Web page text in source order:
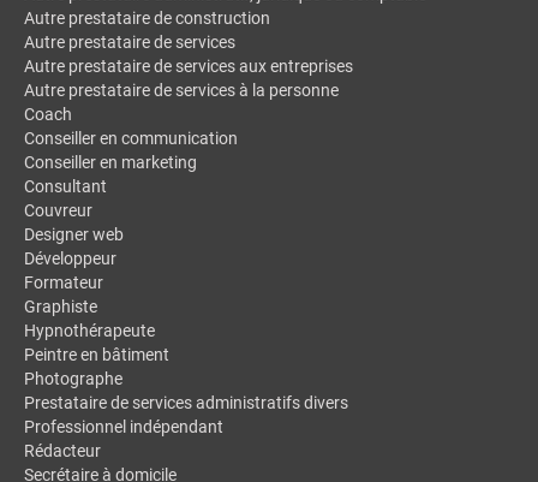
Autre prestataire de construction
Autre prestataire de services
Autre prestataire de services aux entreprises
Autre prestataire de services à la personne
Coach
Conseiller en communication
Conseiller en marketing
Consultant
Couvreur
Designer web
Développeur
Formateur
Graphiste
Hypnothérapeute
Peintre en bâtiment
Photographe
Prestataire de services administratifs divers
Professionnel indépendant
Rédacteur
Secrétaire à domicile